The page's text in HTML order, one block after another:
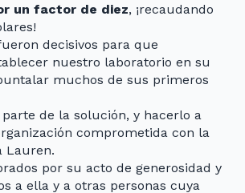
un factor de diez, ¡recaudando
decisivos para que
nuestro laboratorio en su
muchos de sus primeros
de la solución, y hacerlo a
comprometida con la
Lauren.
por su acto de generosidad y
a ella y a otras personas cuya